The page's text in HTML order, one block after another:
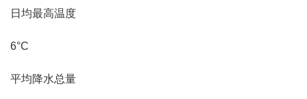
日均最高温度
6°C
平均降水总量